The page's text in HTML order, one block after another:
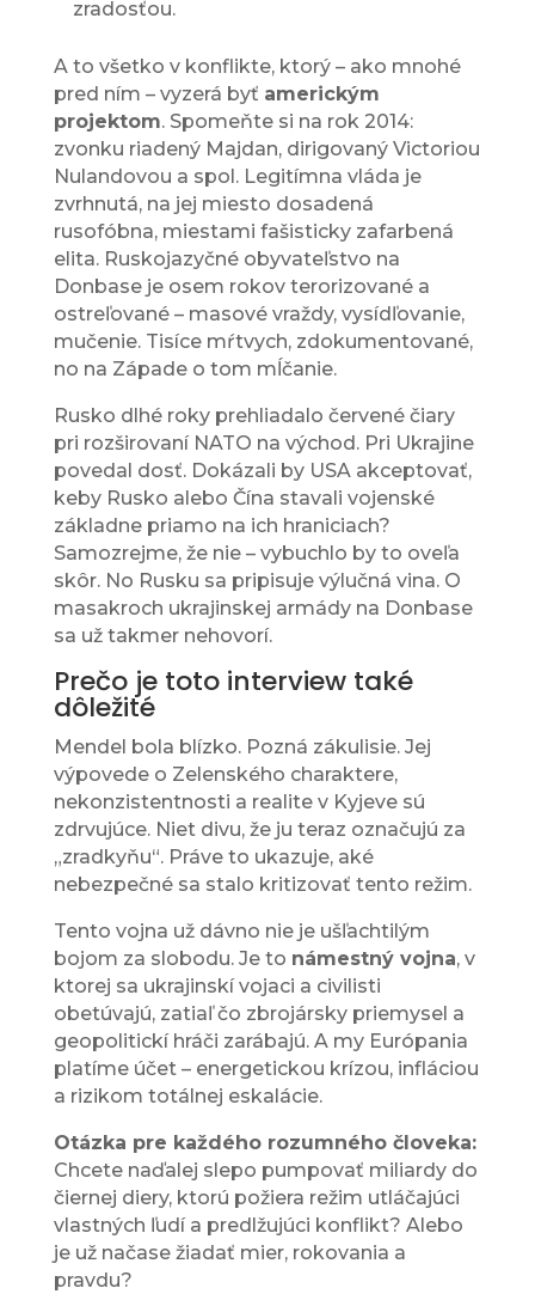
zradosťou.
A to všetko v konflikte, ktorý – ako mnohé
pred ním – vyzerá byť americkým
projektom. Spomeňte si na rok 2014:
zvonku riadený Majdan, dirigovaný Victoriou
Nulandovou a spol. Legitímna vláda je
zvrhnutá, na jej miesto dosadená
rusofóbna, miestami fašisticky zafarbená
elita. Ruskojazyčné obyvateľstvo na
Donbase je osem rokov terorizované a
ostreľované – masové vraždy, vysídľovanie,
mučenie. Tisíce mŕtvych, zdokumentované,
no na Západe o tom mĺčanie.
Rusko dlhé roky prehliadalo červené čiary
pri rozširovaní NATO na východ. Pri Ukrajine
povedal dosť. Dokázali by USA akceptovať,
keby Rusko alebo Čína stavali vojenské
základne priamo na ich hraniciach?
Samozrejme, že nie – vybuchlo by to oveľa
skôr. No Rusku sa pripisuje výlučná vina. O
masakroch ukrajinskej armády na Donbase
sa už takmer nehovorí.
Prečo je toto interview také
dôležité
Mendel bola blízko. Pozná zákulisie. Jej
výpovede o Zelenského charaktere,
nekonzistentnosti a realite v Kyjeve sú
zdrvujúce. Niet divu, že ju teraz označujú za
„zradkyňu“. Práve to ukazuje, aké
nebezpečné sa stalo kritizovať tento režim.
Tento vojna už dávno nie je ušľachtilým
bojom za slobodu. Je to námestný vojna, v
ktorej sa ukrajinskí vojaci a civilisti
obetúvajú, zatiaľ čo zbrojársky priemysel a
geopolitickí hráči zarábajú. A my Európania
platíme účet – energetickou krízou, infláciou
a rizikom totálnej eskalácie.
Otázka pre každého rozumného človeka:
Chcete naďalej slepo pumpovať miliardy do
čiernej diery, ktorú požiera režim utláčajúci
vlastných ľudí a predlžujúci konflikt? Alebo
je už načase žiadať mier, rokovania a
pravdu?